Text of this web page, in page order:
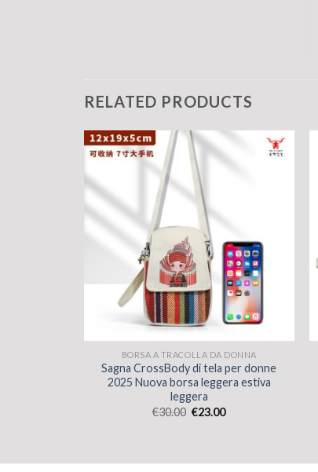
RELATED PRODUCTS
BORSA A TRACOLLA DA DONNA
Sagna CrossBody di tela per donne
2025 Nuova borsa leggera estiva
leggera
€30.00 €23.00